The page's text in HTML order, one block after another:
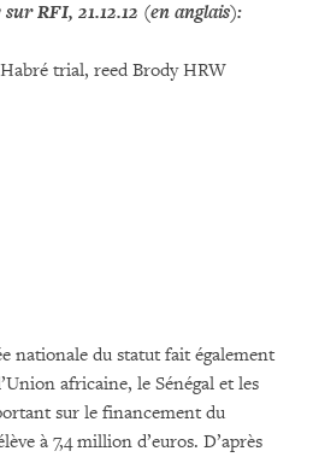
RFI, 21.12.12 (en anglais):
trial, reed Brody HRW
nationale du statut fait également
africaine, le Sénégal et les
sur le financement du
à 7,4 million d’euros. D’après